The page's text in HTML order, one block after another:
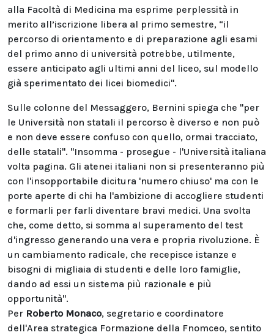
alla Facoltà di Medicina ma esprime perplessità in
merito all’iscrizione libera al primo semestre, “il
percorso di orientamento e di preparazione agli esami
del primo anno di università potrebbe, utilmente,
essere anticipato agli ultimi anni del liceo, sul modello
già sperimentato dei licei biomedici".
Sulle colonne del Messaggero, Bernini spiega che "per
le Università non statali il percorso è diverso e non può
e non deve essere confuso con quello, ormai tracciato,
delle statali". "Insomma - prosegue - l'Università italiana
volta pagina. Gli atenei italiani non si presenteranno più
con l'insopportabile dicitura 'numero chiuso' ma con le
porte aperte di chi ha l'ambizione di accogliere studenti
e formarli per farli diventare bravi medici. Una svolta
che, come detto, si somma al superamento del test
d'ingresso generando una vera e propria rivoluzione. È
un cambiamento radicale, che recepisce istanze e
bisogni di migliaia di studenti e delle loro famiglie,
dando ad essi un sistema più razionale e più
opportunità".
Per Roberto Monaco, segretario e coordinatore
dell'Area strategica Formazione della Fnomceo, sentito